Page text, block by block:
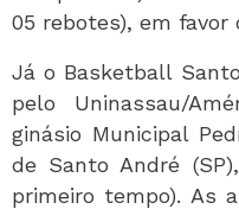
05 rebotes), em favor
Já o Basketball
pelo Uninassau/
ginásio Municipal
de Santo André
primeiro tempo). As